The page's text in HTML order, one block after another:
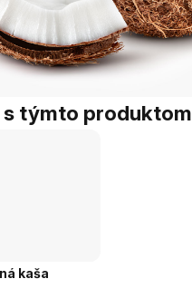
týmto produktom
kaša